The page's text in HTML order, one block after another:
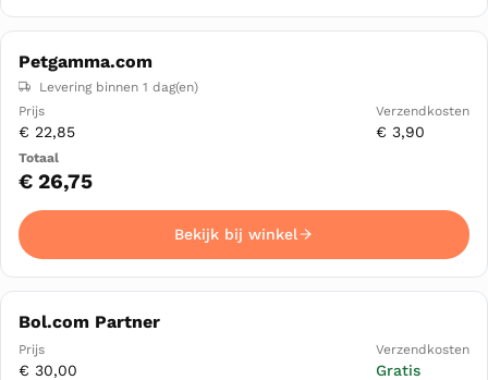
Petgamma.com
Levering binnen 1 dag(en)
€ 22,85 € 3,90
€ 26,75
Bekijk bij winkel
Bol.com Partner
€ 30,00 Gratis